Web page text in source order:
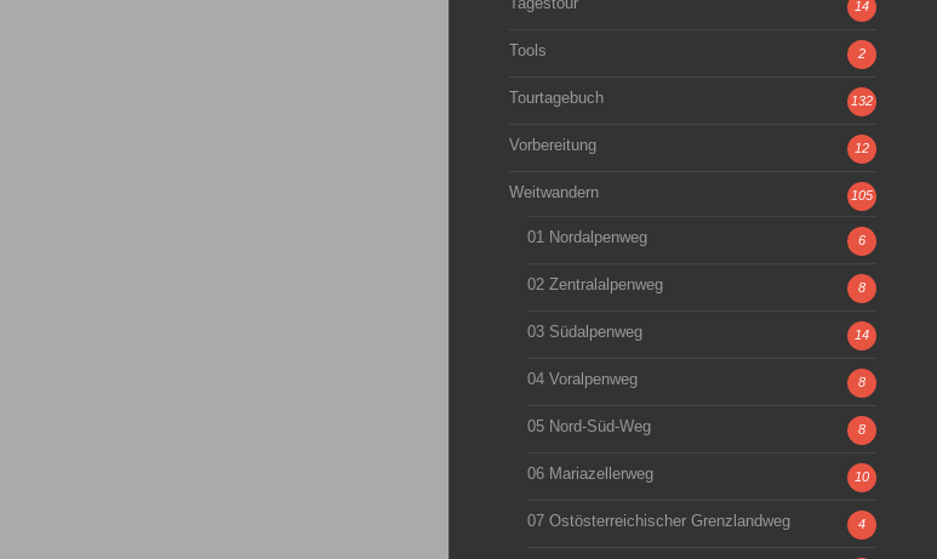
Tagestour 14
Tools 2
Tourtagebuch 132
Vorbereitung 12
Weitwandern 105
01 Nordalpenweg 6
02 Zentralalpenweg 8
03 Südalpenweg 14
04 Voralpenweg 8
05 Nord-Süd-Weg 8
06 Mariazellerweg 10
07 Ostösterreichischer Grenzlandweg 4